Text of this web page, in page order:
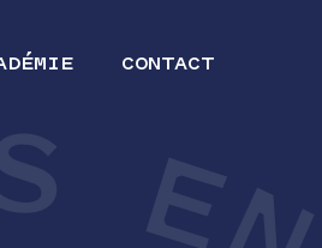
CONTACT